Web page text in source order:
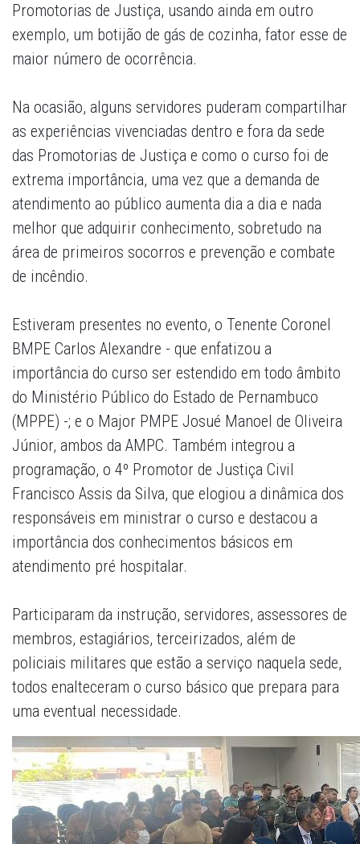
Promotorias de Justiça, usando ainda em outro
exemplo, um botijão de gás de cozinha, fator esse de
maior número de ocorrência.
Na ocasião, alguns servidores puderam compartilhar
as experiências vivenciadas dentro e fora da sede
das Promotorias de Justiça e como o curso foi de
extrema importância, uma vez que a demanda de
atendimento ao público aumenta dia a dia e nada
melhor que adquirir conhecimento, sobretudo na
área de primeiros socorros e prevenção e combate
de incêndio.
Estiveram presentes no evento, o Tenente Coronel
BMPE Carlos Alexandre - que enfatizou a
importância do curso ser estendido em todo âmbito
do Ministério Público do Estado de Pernambuco
(MPPE) -; e o Major PMPE Josué Manoel de Oliveira
Júnior, ambos da AMPC. Também integrou a
programação, o 4º Promotor de Justiça Civil
Francisco Assis da Silva, que elogiou a dinâmica dos
responsáveis em ministrar o curso e destacou a
importância dos conhecimentos básicos em
atendimento pré hospitalar.
Participaram da instrução, servidores, assessores de
membros, estagiários, terceirizados, além de
policiais militares que estão a serviço naquela sede,
todos enalteceram o curso básico que prepara para
uma eventual necessidade.